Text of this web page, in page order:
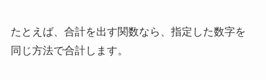
たとえば、合計を出す関数なら、指定した数字を
同じ方法で合計します。